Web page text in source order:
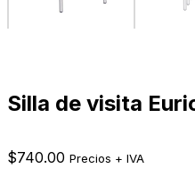
Silla de visita
$740.00 Precios + IVA